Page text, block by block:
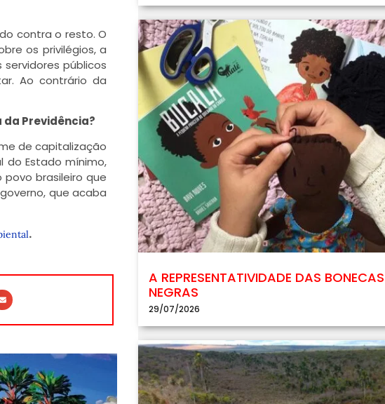
contra o resto. O
os privilégios, a
públicos
Ao contrário da
Previdência?
de capitalização
do Estado mínimo,
brasileiro que
que acaba
.
A REPRESENTATIVIDADE DAS BONECAS
NEGRAS
29/07/2026